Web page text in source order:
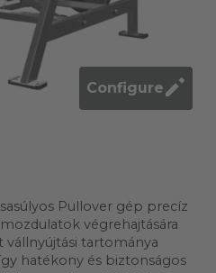
Configure
Pullover gép precíz
végrehajtására
tartománya
hatékony és biztonságos